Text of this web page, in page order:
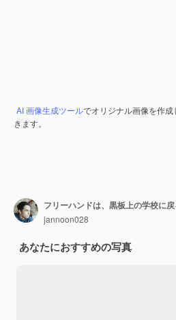
AI 画像生成ツールでオリジナル画像を作成
きます。
フリーハンドは、黒板上の学校に
jannoon028
あなたにおすすめの写真